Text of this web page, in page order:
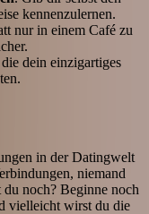
kennenzulernen.
nur in einem Café zu
dein einzigartiges
in der Datingwelt
niemand
noch? Beginne noch
vielleicht wirst du die